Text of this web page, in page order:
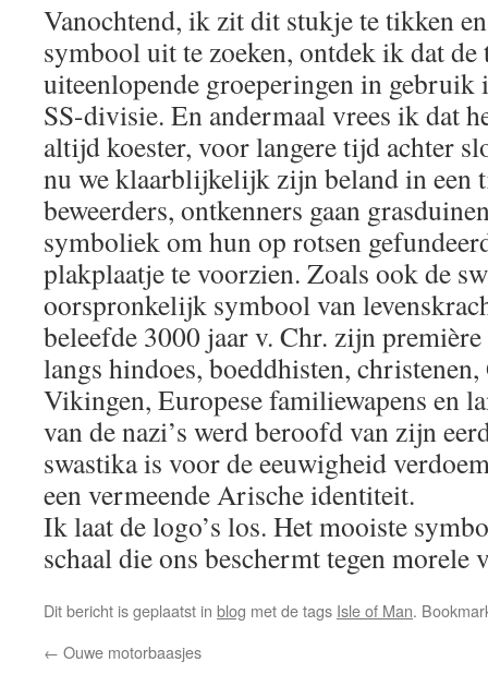
Vanochtend, ik zit dit stukje te tikken
symbool uit te zoeken, ontdek ik dat
uiteenlopende groeperingen in gebruik
SS-divisie. En andermaal vrees ik dat
altijd koester, voor langere tijd achter
nu we klaarblijkelijk zijn beland in een
beweerders, ontkenners gaan
symboliek om hun op rotsen
plakplaatje te voorzien. Zoals ook de
oorspronkelijk symbool van
beleefde 3000 jaar v. Chr. zijn
langs hindoes, boeddhisten,
Vikingen, Europese familiewapens en
van de nazi’s werd beroofd van zijn
swastika is voor de eeuwigheid
een vermeende Arische identiteit.
Ik laat de logo’s los. Het mooiste
schaal die ons beschermt tegen morele
Dit bericht is geplaatst in blog met de tags Isle of Man.
← Ouwe motorbaasjes